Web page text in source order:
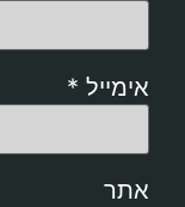
אימייל *
אתר